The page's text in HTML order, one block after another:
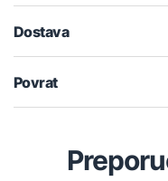
Dostava
Povrat